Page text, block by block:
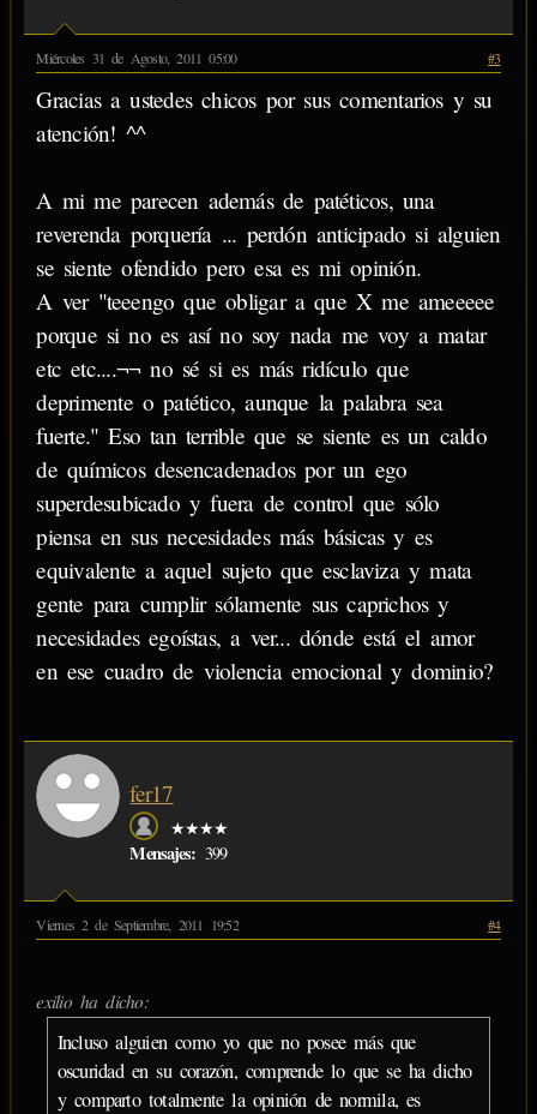
Miércoles 31 de Agosto, 2011 05:00 #3
Gracias a ustedes chicos por sus comentarios y su
atención! ^^
A mi me parecen además de patéticos, una
reverenda porquería ... perdón anticipado si alguien
se siente ofendido pero esa es mi opinión.
A ver "teeengo que obligar a que X me ameeeee
porque si no es así no soy nada me voy a matar
etc etc....¬¬ no sé si es más ridículo que
deprimente o patético, aunque la palabra sea
fuerte." Eso tan terrible que se siente es un caldo
de químicos desencadenados por un ego
superdesubicado y fuera de control que sólo
piensa en sus necesidades más básicas y es
equivalente a aquel sujeto que esclaviza y mata
gente para cumplir sólamente sus caprichos y
necesidades egoístas, a ver... dónde está el amor
en ese cuadro de violencia emocional y dominio?
fer17
★★★★
Mensajes: 399
Viernes 2 de Septiembre, 2011 19:52 #4
exilio ha dicho:
Incluso alguien como yo que no posee más que
oscuridad en su corazón, comprende lo que se ha dicho
y comparto totalmente la opinión de normila, es